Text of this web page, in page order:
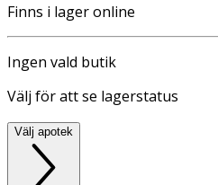
Finns i lager online
Ingen vald butik
Välj för att se lagerstatus
Välj apotek